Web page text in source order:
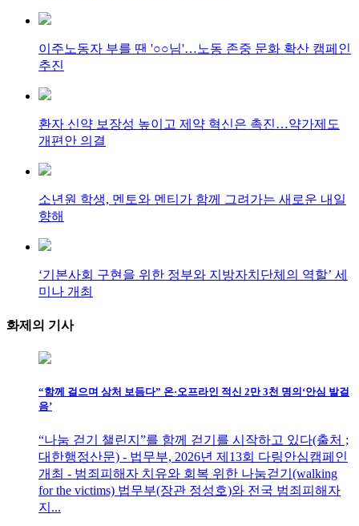
이주노동자 부를 땐 '○○님'…노동 존중 문화 확산 캠페인
추진
환자 신약 보장성 높이고 제약 혁신은 촉진…약가제도
개편안 의결
소년원 학생, 멘토와 멘티가 함께 그려가는 새로운 내일
향해
‘기본사회 구현을 위한 정부와 지방자치단체의 역할’ 세
미나 개최
화제의 기사
“함께 걸으며 상처 보듬다” 온·오프라인 적신 2만 3천 명의‘안심 발걸
음’
“나눔 걷기 챌린지”를 함께 걷기를 시작하고 있다(출처 ;
대한행정산문) - 법무부, 2026년 제13회 다링안심캠페인
개최 - 범죄피해자 치유와 회복 위한 나눔걷기(walking
for the victims) 법무부(장관 정성호)와 전국 범죄피해자
지...